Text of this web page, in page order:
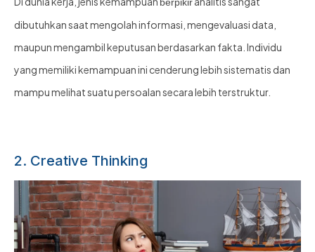
dibutuhkan saat mengolah informasi, mengevaluasi data,
maupun mengambil keputusan berdasarkan fakta. Individu
yang memiliki kemampuan ini cenderung lebih sistematis dan
mampu melihat suatu persoalan secara lebih terstruktur.
2. Creative Thinking